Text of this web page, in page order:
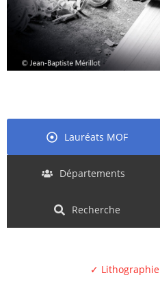
Lauréats MOF
Départements
Recherche
✓ Lithographie